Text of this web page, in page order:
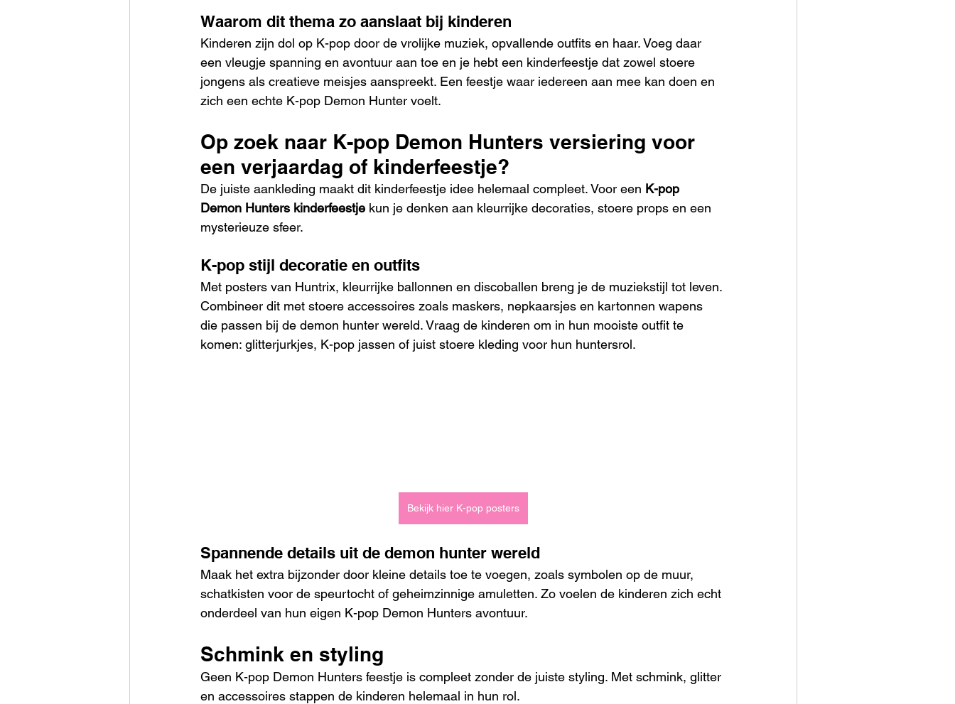
Waarom dit thema zo aanslaat bij kinderen
Kinderen zijn dol op K-pop door de vrolijke muziek, opvallende outfits en haar. Voeg daar
een vleugje spanning en avontuur aan toe en je hebt een kinderfeestje dat zowel stoere
jongens als creatieve meisjes aanspreekt. Een feestje waar iedereen aan mee kan doen en
zich een echte K-pop Demon Hunter voelt.
Op zoek naar K-pop Demon Hunters versiering voor
een verjaardag of kinderfeestje?
De juiste aankleding maakt dit kinderfeestje idee helemaal compleet. Voor een K-pop
Demon Hunters kinderfeestje kun je denken aan kleurrijke decoraties, stoere props en een
mysterieuze sfeer.
K-pop stijl decoratie en outfits
Met posters van Huntrix, kleurrijke ballonnen en discoballen breng je de muziekstijl tot leven.
Combineer dit met stoere accessoires zoals maskers, nepkaarsjes en kartonnen wapens
die passen bij de demon hunter wereld. Vraag de kinderen om in hun mooiste outfit te
komen: glitterjurkjes, K-pop jassen of juist stoere kleding voor hun huntersrol.
Bekijk hier K-pop posters
Spannende details uit de demon hunter wereld
Maak het extra bijzonder door kleine details toe te voegen, zoals symbolen op de muur,
schatkisten voor de speurtocht of geheimzinnige amuletten. Zo voelen de kinderen zich echt
onderdeel van hun eigen K-pop Demon Hunters avontuur.
Schmink en styling
Geen K-pop Demon Hunters feestje is compleet zonder de juiste styling. Met schmink, glitter
en accessoires stappen de kinderen helemaal in hun rol.